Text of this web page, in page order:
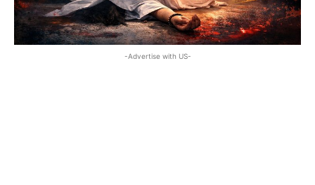
-Advertise with US-